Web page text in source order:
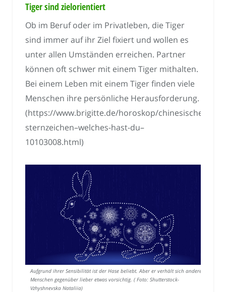
Tiger sind zielorientiert
Ob im Beruf oder im Privatleben, die Tiger
sind immer auf ihr Ziel fixiert und wollen es
unter allen Umständen erreichen. Partner
können oft schwer mit einem Tiger mithalten.
Bei einem Leben mit einem Tiger finden viele
Menschen ihre persönliche Herausforderung.
(https://www.brigitte.de/horoskop/chinesische-
sternzeichen–welches-hast-du–
10103008.html)
Aufgrund ihrer Sensibilität ist der Hase beliebt. Aber er verhält sich anderen
Menschen gegenüber lieber etwas vorsichtig. ( Foto: Shutterstock-
Vzhyshnevska Nataliia)